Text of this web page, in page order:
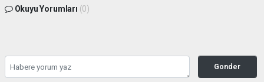
Okuyu Yorumları (0)
Gonder